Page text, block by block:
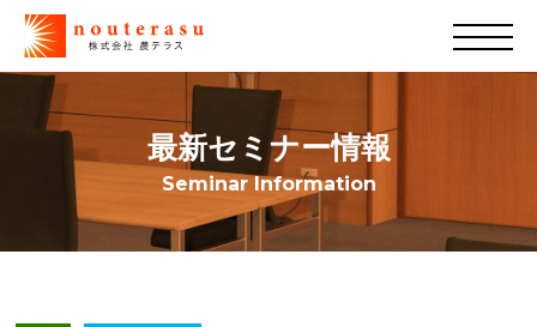
最新セミナー情報
Seminar Information